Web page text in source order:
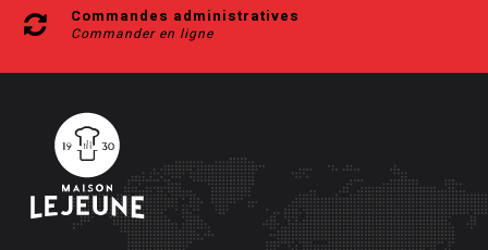
Commandes administratives
Commander en ligne